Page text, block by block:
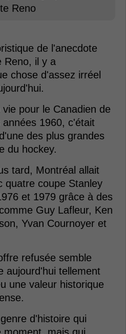
Reno
de l'anecdote
Reno, il y a
chose d'assez irréel
pour le Canadien de
1960, c'était
des plus grandes
du hockey.
tard, Montréal allait
quatre coupe Stanley
et 1979 grâce à des
Guy Lafleur, Ken
Yvan Cournoyer et
refusée semble
aujourd'hui tellement
une valeur historique
d'histoire qui
moment, mais qui